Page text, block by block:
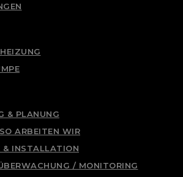
& PLANUNG
ARBEITEN WIR
INSTALLATION
/ MONITORING